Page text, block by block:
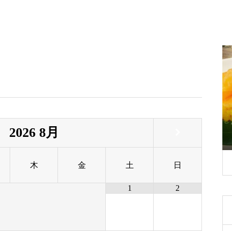
2026 8月
木 金 土 日
1 2